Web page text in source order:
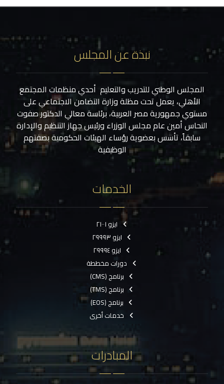
نبذة عن المجلس
المجلس الوطني للتدريب والتعليم أحدي منظمات المجتمع
الأهلي، يعمل تحت مظلة وزارة التضامن الاجتماعي على
مستوي جمهورية مصر العربية، برئاسة معالي الدكتور صفوت
النحاس أمين عام مجلس الوزراء ورئيس جهاز التنظيم والإدارة
سابقاً، تأسس بعضوية رؤساء الهيئات الحكومية بصفتهم
الوظيفية
الخدمات
ايزو ٢١٠٠١
ايزو ٢٩٩٩٣
ايزو ٢٩٩٩٤
دورات مخططة
برنامج (CMS)
برنامج (TMS)
برنامج (EOS)
خدمات أخرى
المبادرات